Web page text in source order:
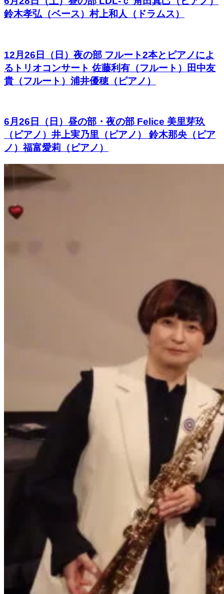
鈴木孝弘（ベース）村上和人（ドラムス）
12月26日（日）夜の部 フルート2本とピアノによ
るトリオコンサート 佐藤利有（フルート）田中友
貴（フルート）浦井優穂（ピアノ）
6月26日（日）昼の部・夜の部 Felice 美里芽玖
（ピアノ）井上実乃里（ピアノ） 鈴木那央（ピア
ノ）福富愛莉（ピアノ）